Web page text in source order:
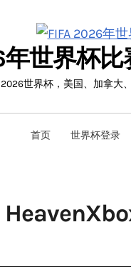
年世界杯
2026世界杯，美国、加拿大
首页 世界杯登录